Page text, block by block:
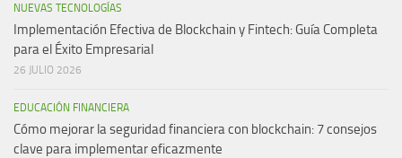
NUEVAS TECNOLOGÍAS
Implementación Efectiva de Blockchain y Fintech: Guía Completa
para el Éxito Empresarial
26 JULIO 2026
EDUCACIÓN FINANCIERA
Cómo mejorar la seguridad financiera con blockchain: 7 consejos
clave para implementar eficazmente